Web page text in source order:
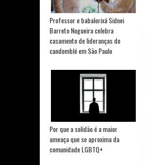
Professor e babalorixá Sidnei
Barreto Nogueira celebra
casamento de lideranças do
candomblé em São Paulo
Por que a solidão é a maior
ameaça que se aproxima da
comunidade LGBTQ+